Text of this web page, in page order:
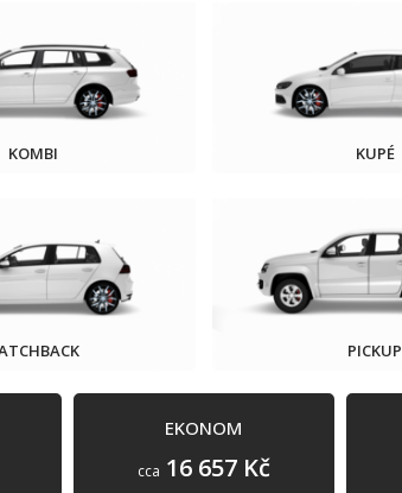
KOMBI KUPÉ
PICKUP
EKONOM
cca 16 657 Kč